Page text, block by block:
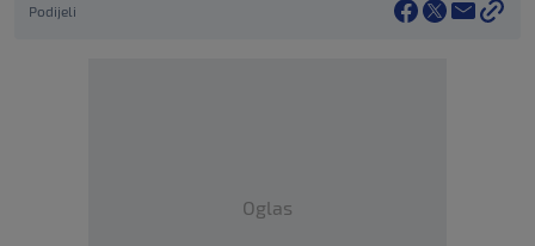
Podijeli
Oglas